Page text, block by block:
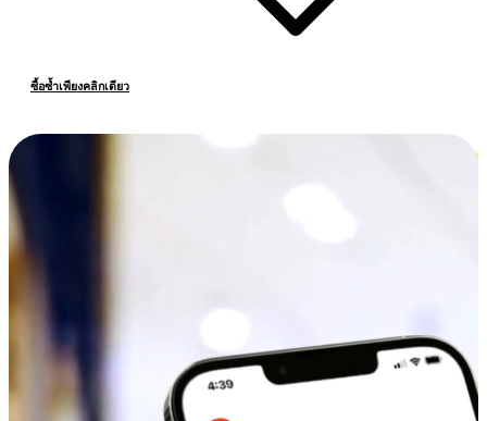
ซื้อซ้ำเพียงคลิกเดียว